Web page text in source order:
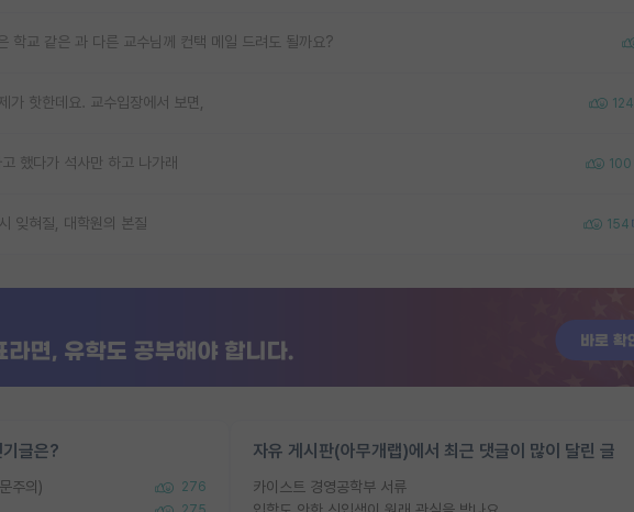
학교 같은 과 다른 교수님께 컨택 메일 드려도 될까요?
가 핫한데요. 교수입장에서 보면, 124
했다가 석사만 하고 나가래 100
잊혀질, 대학원의 본질 154
글은?
주의) 276
자유 게시판(아무개랩)에서 최근 댓글이 많이 달린 글
카이스트 경영공학부 서류